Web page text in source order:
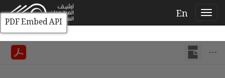
En
PDF Embed API